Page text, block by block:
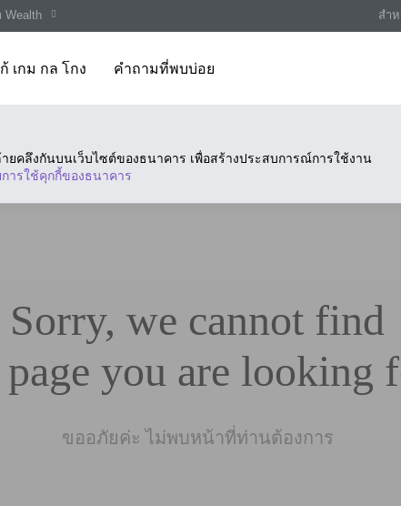
Wealth สำ
เกม กล โกง คำถามที่พบบ่อย
ยคลึงกันบนเว็บไซต์ของธนาคาร เพื่อสร้างประสบการณ์การใช้งาน
ารใช้คุกกี้ของธนาคาร
Sorry, we cannot find
page you are looking
ขออภัยค่ะ ไม่พบหน้าที่ท่านต้องการ